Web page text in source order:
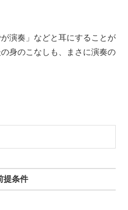
演奏」 などと耳にすることが
身のこなしも、
まさに演奏の
提条件